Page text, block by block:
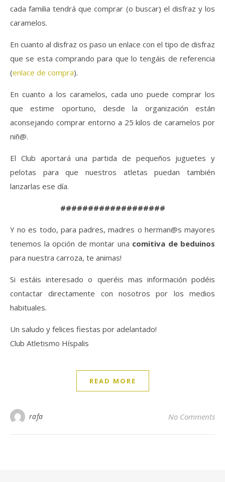
cada familia tendrá que comprar (o buscar) el disfraz y los
caramelos.
En cuanto al disfraz os paso un enlace con el tipo de disfraz
que se esta comprando para que lo tengáis de referencia
(enlace de compra).
En cuanto a los caramelos, cada uno puede comprar los
que estime oportuno, desde la organización están
aconsejando comprar entorno a 25 kilos de caramelos por
niñ@.
El Club aportará una partida de pequeños juguetes y
pelotas para que nuestros atletas puedan también
lanzarlas ese día.
###################
Y no es todo, para padres, madres o herman@s mayores
tenemos la opción de montar una comitiva de beduinos
para nuestra carroza, te animas!
Si estáis interesado o queréis mas información podéis
contactar directamente con nosotros por los medios
habituales.
Un saludo y felices fiestas por adelantado!
Club Atletismo Híspalis
READ MORE
rafa No Comments